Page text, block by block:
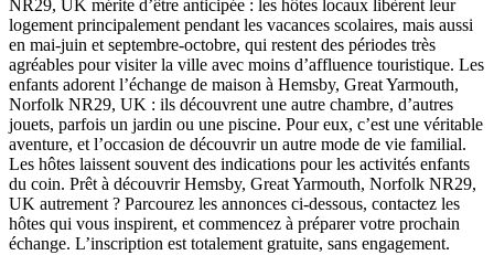
NR29, UK mérite d’être anticipée : les hôtes locaux libèrent leur
logement principalement pendant les vacances scolaires, mais aussi
en mai-juin et septembre-octobre, qui restent des périodes très
agréables pour visiter la ville avec moins d’affluence touristique. Les
enfants adorent l’échange de maison à Hemsby, Great Yarmouth,
Norfolk NR29, UK : ils découvrent une autre chambre, d’autres
jouets, parfois un jardin ou une piscine. Pour eux, c’est une véritable
aventure, et l’occasion de découvrir un autre mode de vie familial.
Les hôtes laissent souvent des indications pour les activités enfants
du coin. Prêt à découvrir Hemsby, Great Yarmouth, Norfolk NR29,
UK autrement ? Parcourez les annonces ci-dessous, contactez les
hôtes qui vous inspirent, et commencez à préparer votre prochain
échange. L’inscription est totalement gratuite, sans engagement.